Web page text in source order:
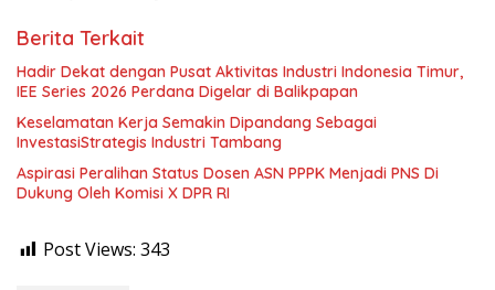
Berita Terkait
Hadir Dekat dengan Pusat Aktivitas Industri Indonesia Timur,
IEE Series 2026 Perdana Digelar di Balikpapan
Keselamatan Kerja Semakin Dipandang Sebagai
InvestasiStrategis Industri Tambang
Aspirasi Peralihan Status Dosen ASN PPPK Menjadi PNS Di
Dukung Oleh Komisi X DPR RI
Post Views: 343